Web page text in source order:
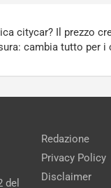
citycar? Il prezzo
cambia tutto per i
del
Redazione
Privacy Policy
Disclaimer